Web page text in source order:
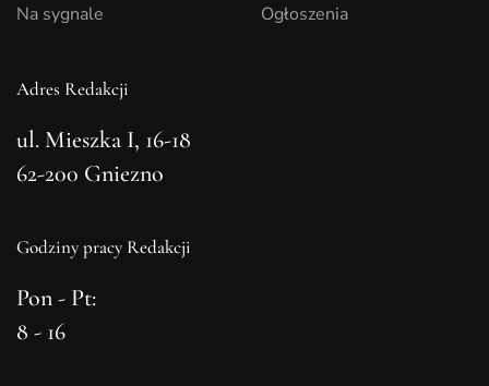
Na sygnale
Ogłoszenia
Adres Redakcji
ul. Mieszka I, 16-18
62-200 Gniezno
Godziny pracy Redakcji
Pon - Pt:
8 - 16